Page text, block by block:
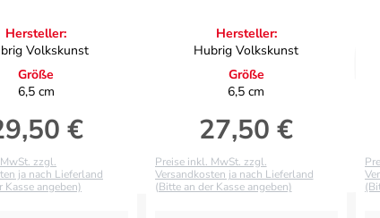
Hersteller:
Volkskunst
Größe
6,5 cm
Preis:
€
zzgl.
ja nach Lieferland
Kasse angeben)
Hersteller:
Hubrig Volkskunst
Größe
6,5 cm
Regulärer Preis:
27,50 €
Preise inkl. MwSt. zzgl.
Versandkosten ja nach Lieferland
(Bitte an der Kasse angeben)